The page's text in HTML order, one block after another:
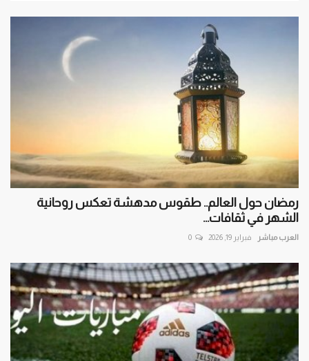
رمضان حول العالم.. طقوس مدهشة تعكس روحانية
الشهر في ثقافات...
العرب مباشر فبراير 19, 2026 0